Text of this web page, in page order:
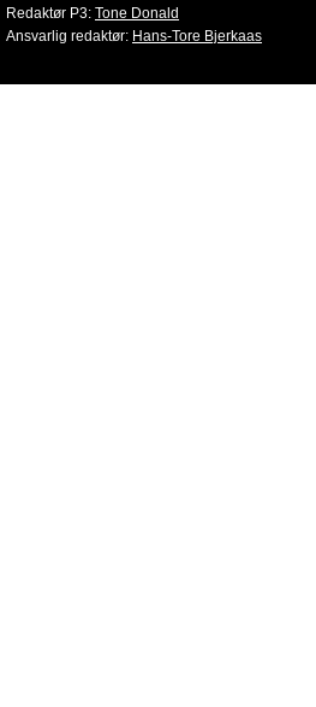
Redaktør P3: Tone Donald
Ansvarlig redaktør: Hans-Tore Bjerkaas